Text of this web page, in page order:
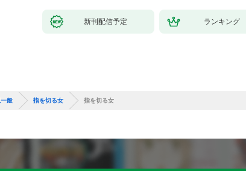
新刊配信予定 ランキング
般 指を切る女 指を切る女